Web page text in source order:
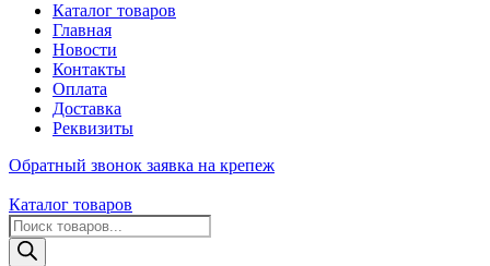
Каталог товаров
Главная
Новости
Контакты
Оплата
Доставка
Реквизиты
Обратный звонок заявка на крепеж
Каталог товаров
Поиск
товаров